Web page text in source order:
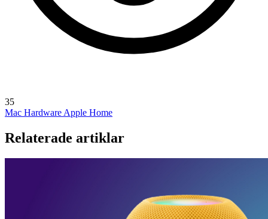
35
Mac Hardware Apple Home
Relaterade artiklar